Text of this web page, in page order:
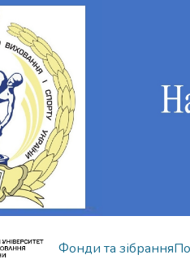
Фонди та зібрання